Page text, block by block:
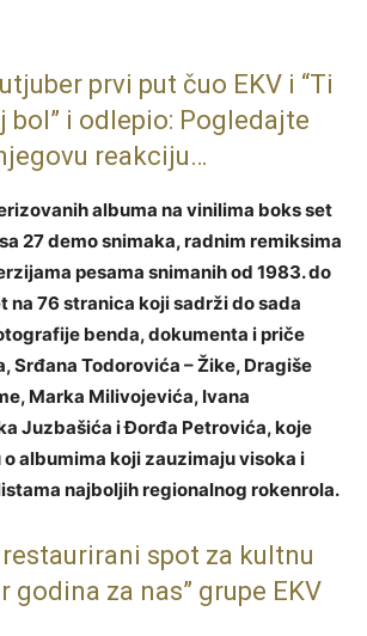
prvi put čuo EKV i “Ti
bol” i odlepio: Pogledajte
reakciju…
albuma na vinilima boks set
27 demo snimaka, radnim remiksima
pesama snimanih od 1983. do
na 76 stranica koji sadrži do sada
benda, dokumenta i priče
Srđana Todorovića – Žike, Dragiše
Marka Milivojevića, Ivana
Juzbašića i Đorđa Petrovića, koje
albumima koji zauzimaju visoka i
najboljih regionalnog rokenrola.
spot za kultnu
godina za nas” grupe EKV